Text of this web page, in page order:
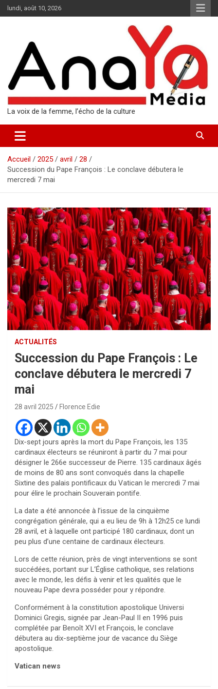
Aller
au
lundi, août 10, 2026
La voix de la femme, l’écho de la culture
Accueil 2025 avril
28
Succession du Pape François : Le conclave débutera le
mercredi 7 mai
ACTUALITÉS
Succession du Pape François : Le
conclave débutera le mercredi 7
mai
28 avril 2025 Florence Edie
Dix-sept jours après la mort du Pape François, les 135
cardinaux électeurs se réuniront à partir du 7 mai pour
désigner le 266e successeur de Pierre. 135 cardinaux âgés
de moins de 80 ans sont convoqués dans la chapelle
Sixtine des palais pontificaux du Vatican le mercredi 7 mai
pour élire le prochain Souverain pontife.
La date a été annoncée à l’issue de la cinquième
congrégation générale, qui a eu lieu de 9h à 12h25 ce lundi
28 avril, et à laquelle ont participé 180 cardinaux, dont un
peu plus d’une centaine de cardinaux électeurs.
Lors de cette réunion, près de vingt interventions se sont
succédées, portant sur L’Église catholique, ses relations
avec le monde, les défis à venir et les qualités que le
nouveau Pape devra posséder pour y répondre.
Conformément à la constitution apostolique Universi
Dominici Gregis, signée par Jean-Paul II en 1996 puis
complétée par Benoît XVI et François, le conclave
débutera au dix-septième jour de vacance du Siège
apostolique.
Vatican news